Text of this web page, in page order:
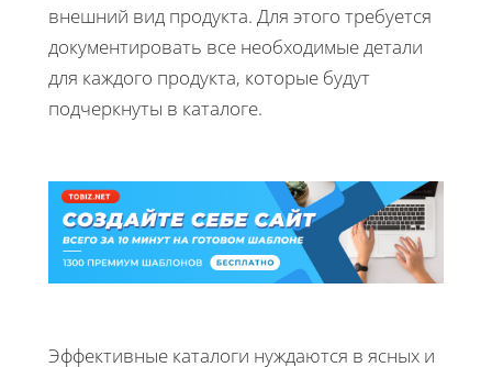
внешний вид продукта. Для этого требуется
документировать все необходимые детали
для каждого продукта, которые будут
подчеркнуты в каталоге.
Эффективные каталоги нуждаются в ясных и